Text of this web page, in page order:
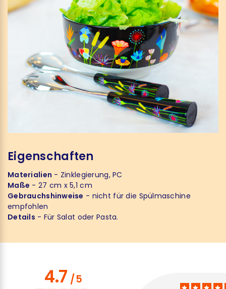
Eigenschaften
Materialien - Zinklegierung, PC
Maße - 27 cm x 5,1 cm
Gebrauchshinweise - nicht für die Spülmaschine
empfohlen
Details - Für Salat oder Pasta.
4.7/5